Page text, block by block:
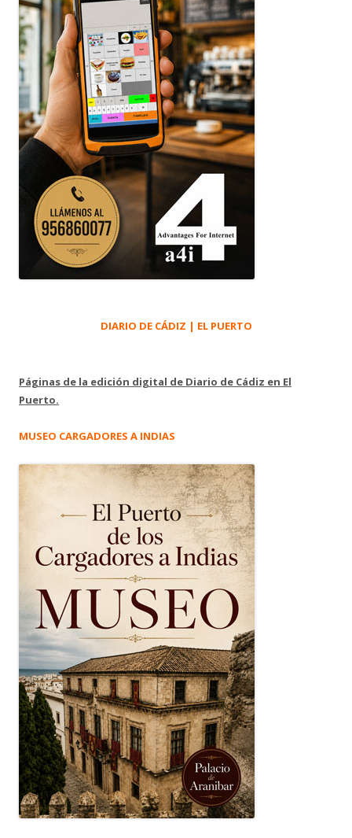
DIARIO DE CÁDIZ | EL PUERTO
Páginas de la edición digital de Diario de Cádiz en El
Puerto.
MUSEO CARGADORES A INDIAS